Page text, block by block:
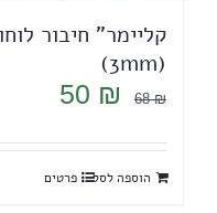
(3mm)
68₪
המחיר
היה:
68 ₪.
50 ₪
הוא:
50 ₪.
הוספה לסל פרטים